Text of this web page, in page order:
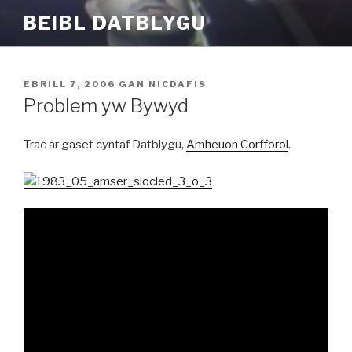
cynnwys
BEIBL DATBLYGU
COFNODWYD
AR
EBRILL 7, 2006 GAN NICDAFIS
Problem yw Bywyd
Trac ar gaset cyntaf Datblygu, Amheuon Corfforol.